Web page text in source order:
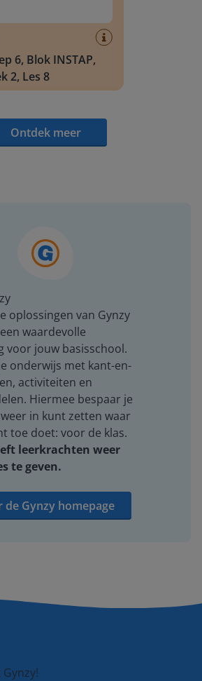
6, Blok INSTAP,
2, Les 8
Ontdek meer
oplossingen van Gynzy
waardevolle
voor jouw basisschool.
onderwijs met kant-en-
activiteiten en
Hiermee bespaar je
in kunt zetten waar
toe doet: voor de klas.
leerkrachten weer
te geven.
de Gynzy homepage